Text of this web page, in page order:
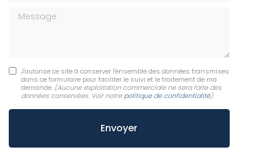
Message
J'autorise ce site à conserver l'ensemble des données transmises
dans ce formulaire pour faciliter le suivi et le traitement de ma
demande. (Aucune exploitation commerciale ne sera faite des
données conservées. Voir notre politique de confidentialité)